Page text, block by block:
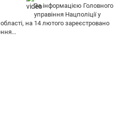
За інформацією Головного
управіння Нацполіції у
на 14 лютого зареєстровано